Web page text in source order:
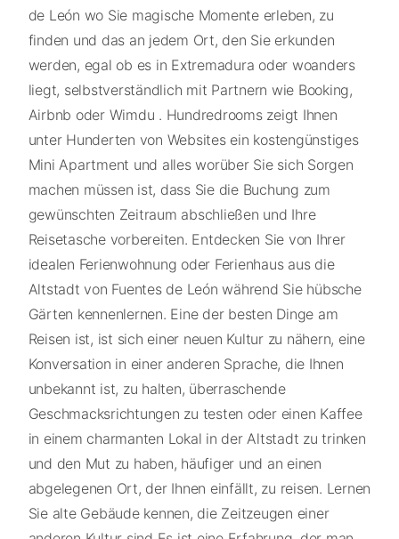
de León wo Sie magische Momente erleben, zu
finden und das an jedem Ort, den Sie erkunden
werden, egal ob es in Extremadura oder woanders
liegt, selbstverständlich mit Partnern wie Booking,
Airbnb oder Wimdu . Hundredrooms zeigt Ihnen
unter Hunderten von Websites ein kostengünstiges
Mini Apartment und alles worüber Sie sich Sorgen
machen müssen ist, dass Sie die Buchung zum
gewünschten Zeitraum abschließen und Ihre
Reisetasche vorbereiten. Entdecken Sie von Ihrer
idealen Ferienwohnung oder Ferienhaus aus die
Altstadt von Fuentes de León während Sie hübsche
Gärten kennenlernen. Eine der besten Dinge am
Reisen ist, ist sich einer neuen Kultur zu nähern, eine
Konversation in einer anderen Sprache, die Ihnen
unbekannt ist, zu halten, überraschende
Geschmacksrichtungen zu testen oder einen Kaffee
in einem charmanten Lokal in der Altstadt zu trinken
und den Mut zu haben, häufiger und an einen
abgelegenen Ort, der Ihnen einfällt, zu reisen. Lernen
Sie alte Gebäude kennen, die Zeitzeugen einer